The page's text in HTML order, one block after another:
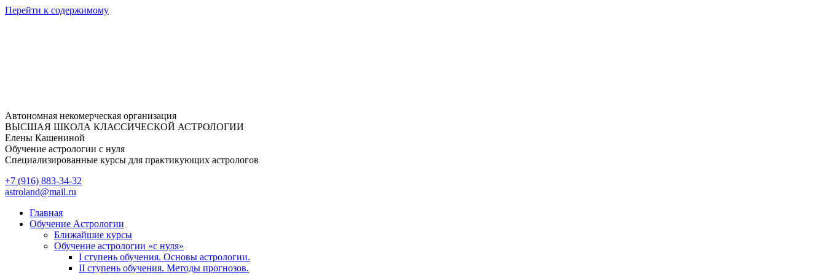
Перейти к содержимому
Автономная некомерческая организация
ВЫСШАЯ ШКОЛА КЛАССИЧЕСКОЙ АСТРОЛОГИИ
Елены Кашениной
Обучение астрологии с нуля
Специализированные курсы для практикующих астрологов
+7 (916) 883-34-32
astroland@mail.ru
Главная
Обучение Астрологии
Ближайшие курсы
Обучение астрологии «с нуля»
I ступень обучения. Основы астрологии.
II ступень обучения. Методы прогнозов.